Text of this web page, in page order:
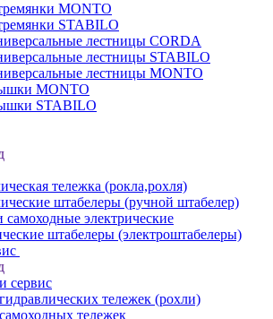
MONTO
STABILO
лестницы CORDA
лестницы STABILO
лестницы MONTO
MONTO
STABILO
тележка (рокла,рохля)
штабелеры (ручной штабелер)
самоходные электрические
штабелеры (электроштабелеры)
сервис
тележек (рохли)
тележек